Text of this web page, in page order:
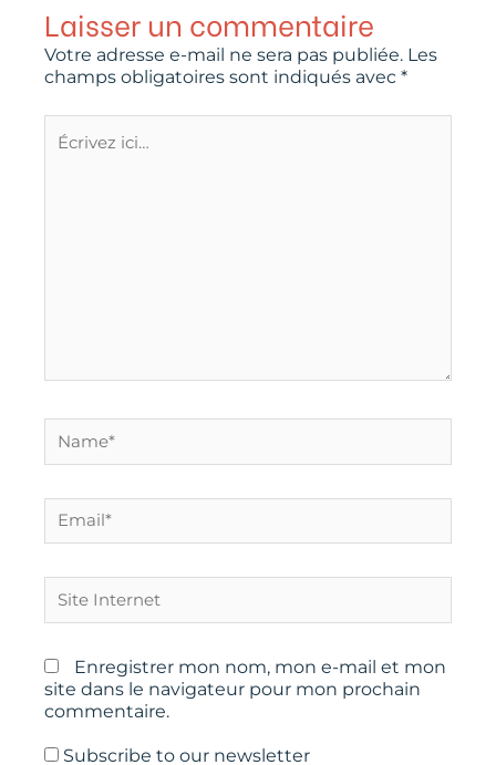
Laisser un commentaire
Votre adresse e-mail ne sera pas publiée. Les
champs obligatoires sont indiqués avec *
ici…
Internet
Enregistrer mon nom, mon e-mail et mon
site dans le navigateur pour mon prochain
commentaire.
Subscribe to our newsletter